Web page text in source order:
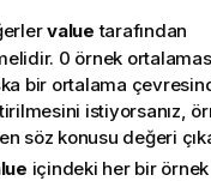
value tarafından
0 örnek
bir ortalama
istiyorsanız,
söz konusu değeri
içindeki her bir örnek